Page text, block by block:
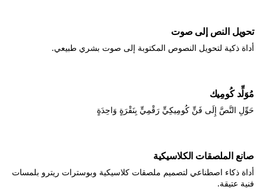
تحويل النص إلى صوت
أداة ذكية لتحويل النصوص المكتوبة إلى صوت بشري طبيعي.
مُوَلِّد كُومِيك
حَوِّلِ النَّصَّ إِلَى فَنٍّ كُومِيكِيٍّ رَقْمِيٍّ بِنَقْرَةٍ وَاحِدَةٍ
صانع الملصقات الكلاسيكية
أداة ذكاء اصطناعي لتصميم ملصقات كلاسيكية وبوسترات ريترو بلمسات
فنية عتيقة.